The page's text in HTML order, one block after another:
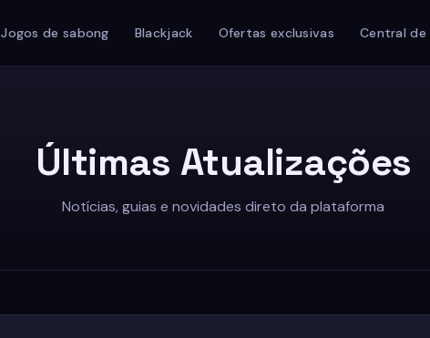
Jogos de sabong Blackjack Ofertas exclusivas Central de
Últimas Atualizações
Notícias, guias e novidades direto da plataforma